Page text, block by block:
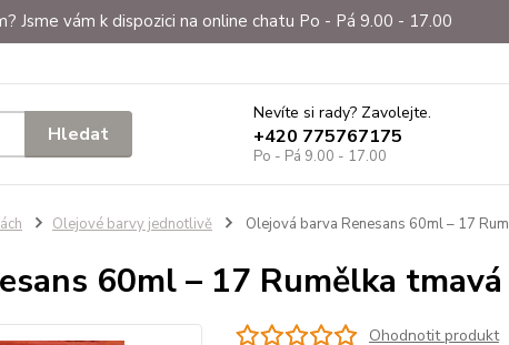
vám k dispozici na online chatu Po - Pá 9.00 - 17.00
Hledat
Nevíte si rady? Zavolejte.
+420 775767175
Po - Pá 9.00 - 17.00
Olejové barvy jednotlivě Olejová barva Renesans 60ml – 17
60ml – 17 Rumělka tmavá
Ohodnotit produkt